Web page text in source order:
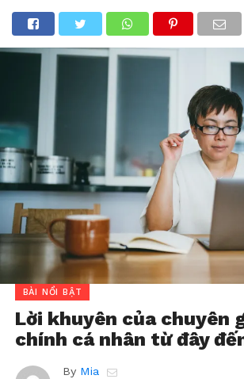
BÀI NỔI BẬT
Lời khuyên của chuyên
chính cá nhân từ đây
By Mia